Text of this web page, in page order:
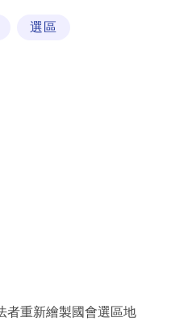
選區
者重新繪製國會選區地